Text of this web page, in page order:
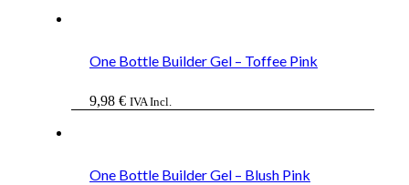
One Bottle Builder Gel – Toffee Pink
9,98 € IVA Incl.
One Bottle Builder Gel – Blush Pink